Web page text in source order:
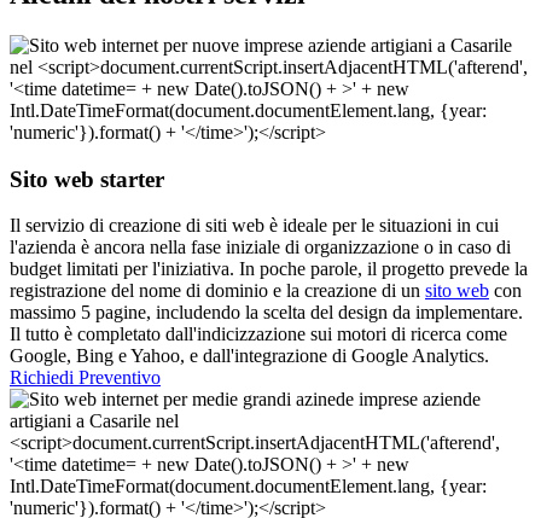
Sito web starter
Il servizio di creazione di siti web è ideale per le situazioni in cui
l'azienda è ancora nella fase iniziale di organizzazione o in caso di
budget limitati per l'iniziativa. In poche parole, il progetto prevede la
registrazione del nome di dominio e la creazione di un sito web con
massimo 5 pagine, includendo la scelta del design da implementare.
Il tutto è completato dall'indicizzazione sui motori di ricerca come
Google, Bing e Yahoo, e dall'integrazione di Google Analytics.
Richiedi Preventivo